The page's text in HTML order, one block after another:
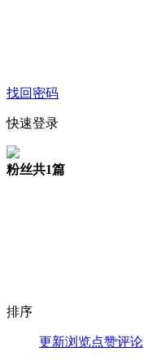
找回密码
快速登录
粉丝共1篇
排序
更新浏览点赞评论